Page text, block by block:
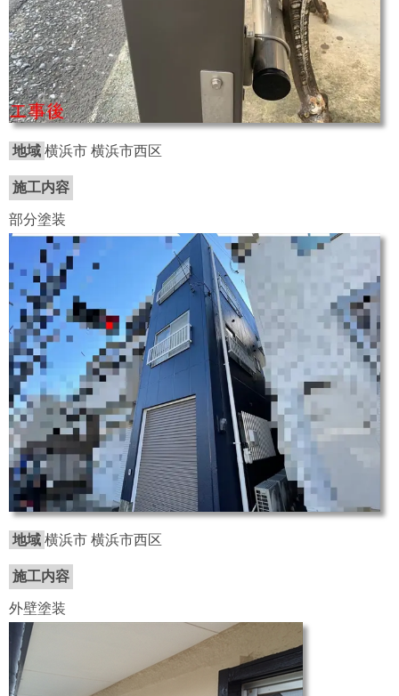
地域 横浜市 横浜市西区
施工内容
部分塗装
地域 横浜市 横浜市西区
施工内容
外壁塗装